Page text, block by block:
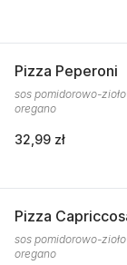
Pizza Peperoni
sos pomidorowo-
oregano
32,99 zł
Pizza
sos pomidorowo-
oregano